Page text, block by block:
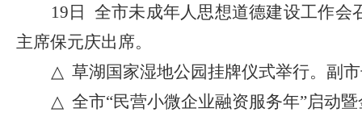
19日 全市未成年人思想道德建设工作
主席保元庆出席。
△ 草湖国家湿地公园挂牌仪式举行。副
△ 全市“民营小微企业融资服务年”启动